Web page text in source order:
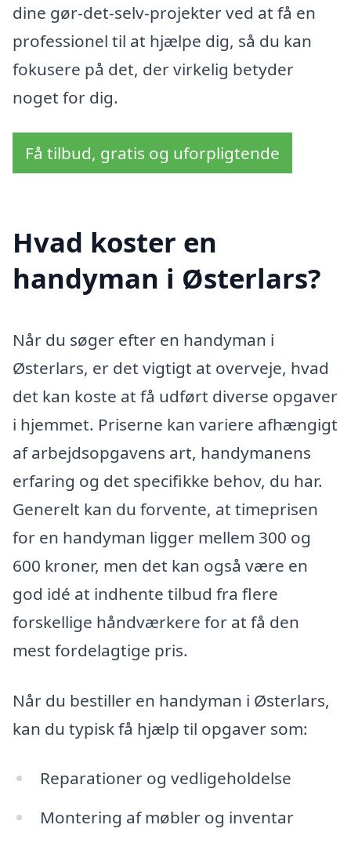
dine gør-det-selv-projekter ved at få en
professionel til at hjælpe dig, så du kan
fokusere på det, der virkelig betyder
noget for dig.
Få tilbud, gratis og uforpligtende
Hvad koster en
handyman i Østerlars?
Når du søger efter en handyman i
Østerlars, er det vigtigt at overveje, hvad
det kan koste at få udført diverse opgaver
i hjemmet. Priserne kan variere afhængigt
af arbejdsopgavens art, handymanens
erfaring og det specifikke behov, du har.
Generelt kan du forvente, at timeprisen
for en handyman ligger mellem 300 og
600 kroner, men det kan også være en
god idé at indhente tilbud fra flere
forskellige håndværkere for at få den
mest fordelagtige pris.
Når du bestiller en handyman i Østerlars,
kan du typisk få hjælp til opgaver som:
Reparationer og vedligeholdelse
Montering af møbler og inventar